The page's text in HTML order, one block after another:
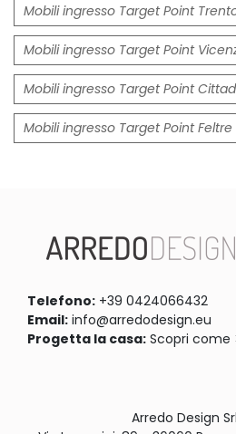
Mobili ingresso Target Point
Mobili ingresso Target Point
Mobili ingresso Target Point
Mobili ingresso Target Point Feltre
Telefono: +39 0424066432
Email: info@arredodesign.eu
Progetta la casa: Scopri come
Arredo Design